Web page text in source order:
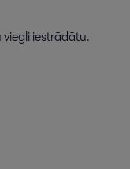
viegliiestrādātu.